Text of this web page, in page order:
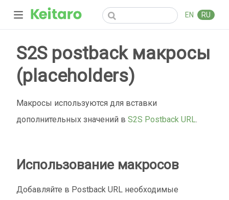
EN RU
S2S postback макросы
(placeholders)
Макросы используются для вставки
дополнительных значений в S2S Postback URL.
Использование макросов
Добавляйте в Postback URL необходимые